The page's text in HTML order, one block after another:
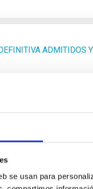
se usan para
ADMITIDOS
FASE